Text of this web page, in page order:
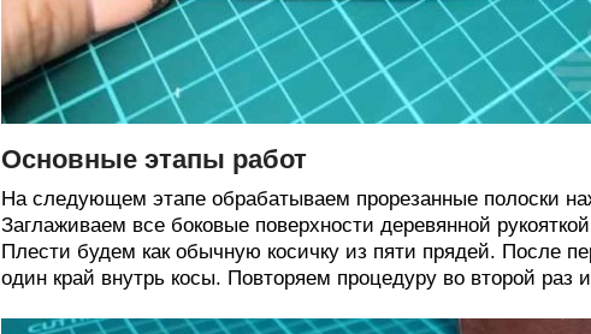
Основные этапы работ
На следующем этапе обрабатываем прорезанные полоски
Заглаживаем все боковые поверхности деревянной
Плести будем как обычную косичку из пяти прядей. После
один край внутрь косы. Повторяем процедуру во второй раз